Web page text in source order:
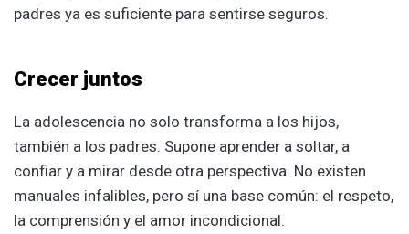
padres ya es suficiente para sentirse seguros.
Crecer juntos
La adolescencia no solo transforma a los hijos,
también a los padres. Supone aprender a soltar, a
confiar y a mirar desde otra perspectiva. No existen
manuales infalibles, pero sí una base común: el respeto,
la comprensión y el amor incondicional.